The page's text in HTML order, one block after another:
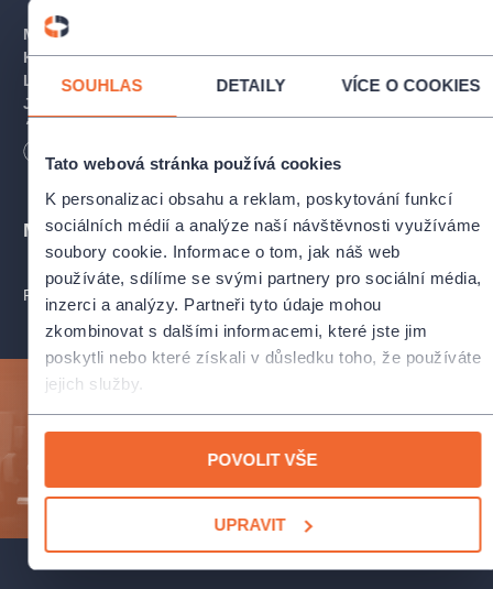
SOUHLAS DETAILY VÍCE O COOKIES
Tato webová stránka používá cookies
K personalizaci obsahu a reklam, poskytování funkcí
sociálních médií a analýze naší návštěvnosti využíváme
soubory cookie. Informace o tom, jak náš web
používáte, sdílíme se svými partnery pro sociální média,
inzerci a analýzy. Partneři tyto údaje mohou
zkombinovat s dalšími informacemi, které jste jim
poskytli nebo které získali v důsledku toho, že používáte
jejich služby.
POVOLIT VŠE
UPRAVIT
Michal Sedláček
Kamila Janovičová– Karla
Lenka Jaborská – scénář, režie
Janáčkova filharmonie Ostrava
Adam Sedlický
Místa
PROFIL POŘADATELE JANÁČKOVA FILHARMONIE OSTRAVA -